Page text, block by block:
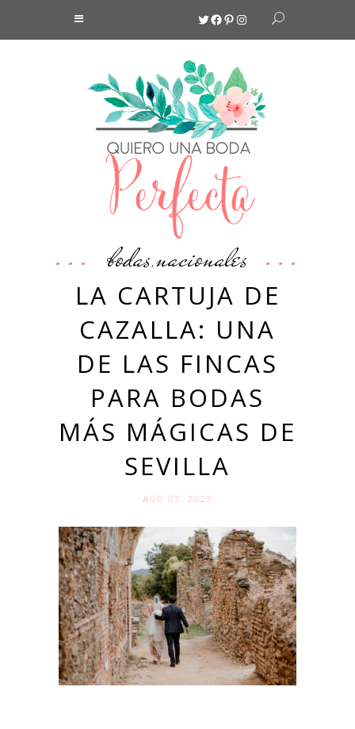
Twitter
Facebook
Pinterest
Instagram
bodas,nacionales
LA CARTUJA DE
CAZALLA: UNA
DE LAS FINCAS
PARA BODAS
MÁS MÁGICAS DE
SEVILLA
AGO 07. 2025